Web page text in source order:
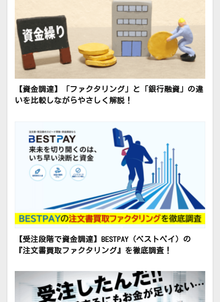
【資金調達】「ファクタリング」と「銀行融資」の違
いを比較しながらやさしく解説！
【受注段階で資金調達】BESTPAY（ベストペイ）の
『注文書買取ファクタリング』を徹底調査！